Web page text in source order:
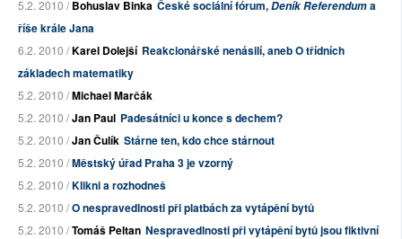
5.2. 2010 /Bohuslav Binka České sociální fórum,Deník Referenduma
říše krále Jana
6.2. 2010 /Karel Dolejší Reakcionářské nenásilí, aneb O třídních
základech matematiky
5.2. 2010 /Michael Marčák
5.2. 2010 /Jan Paul Padesátníci u konce s dechem?
5.2. 2010 /Jan Čulík Stárne ten, kdo chce stárnout
5.2. 2010 /Městský úřad Praha 3 je vzorný
5.2. 2010 /Klikni a rozhodneš
5.2. 2010 /O nespravedlnosti při platbách za vytápění bytů
5.2. 2010 /Tomáš Peltan Nespravedlnosti při vytápění bytů jsou fiktivní